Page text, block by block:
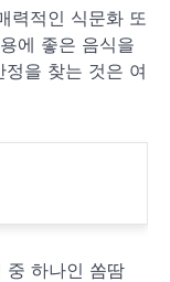
력적인 식문화 또
에 좋은 음식을
을 찾는 것은 여
중 하나인 쏨땀